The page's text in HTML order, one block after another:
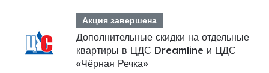
Акция завершена
Дополнительные скидки на отдельные
квартиры в ЦДС Dreamline и ЦДС
«Чёрная Речка»